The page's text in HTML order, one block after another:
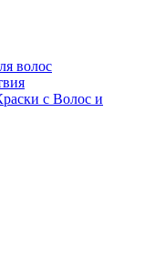
волос
с Волос и